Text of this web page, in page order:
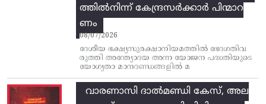
ത്തിൽനിന്ന്‌ കേന്ദ്രസർക്കാർ പിന്മാറ
ണം
08/07/2026
ദേശീയ ഭക്ഷ്യസുരക്ഷാനിയമത്തിൽ ഭേദഗതിവ
രുത്തി അന്ത്യോദയ അന്ന യോജന പദ്ധതിയുടെ
യോഗ്യതാ മാനദണ്ഡങ്ങളിൽ മ
വാരണാസി ദാൽമണ്ഡി കേസ്, അല